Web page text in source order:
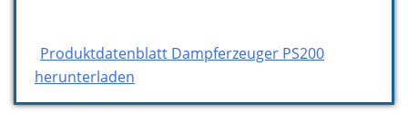
Produktdatenblatt Dampferzeuger PS200
herunterladen